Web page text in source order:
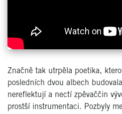
Značně tak utrpěla poetika,
posledních dvou albech
nereflektují a nectí zpěvaččin
prostší instrumentaci. Pozbyly